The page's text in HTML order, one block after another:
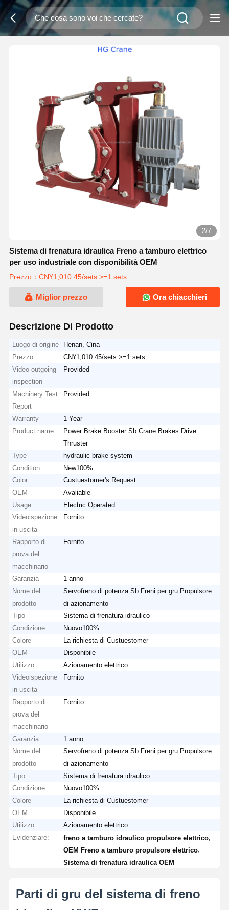
3/7
Sistema di frenatura idraulica Freno a tamburo elettrico
per uso industriale con disponibilità OEM
Prezzo：CN¥1,010.45/sets >=1 sets
Miglior prezzo Ora chiacchieri
Descrizione Di Prodotto
Luogo di origine
Henan, Cina
Prezzo
CN¥1,010.45/sets >=1 sets
Video outgoing-
inspection
Provided
Machinery Test
Report
Provided
Warranty
1 Year
Product name
Power Brake Booster Sb Crane Brakes Drive
Thruster
Type
hydraulic brake system
Condition
New100%
Color
Custuestomer's Request
OEM
Avaliable
Usage
Electric Operated
Videoispezione
in uscita
Fornito
Rapporto di
prova del
macchinario
Fornito
Garanzia
1 anno
Nome del
prodotto
Servofreno di potenza Sb Freni per gru Propulsore
di azionamento
Tipo
Sistema di frenatura idraulico
Condizione
Nuovo100%
Colore
La richiesta di Custuestomer
OEM
Disponibile
Utilizzo
Azionamento elettrico
Videoispezione
in uscita
Fornito
Rapporto di
prova del
macchinario
Fornito
Garanzia
1 anno
Nome del
prodotto
Servofreno di potenza Sb Freni per gru Propulsore
di azionamento
Tipo
Sistema di frenatura idraulico
Condizione
Nuovo100%
Colore
La richiesta di Custuestomer
OEM
Disponibile
Utilizzo
Azionamento elettrico
Evidenziare:
freno a tamburo idraulico propulsore elettrico
OEM Freno a tamburo propulsore elettrico
Sistema di frenatura idraulica OEM
Parti di gru del sistema di freno